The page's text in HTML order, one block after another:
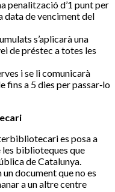
penalització d’1 punt per
data de venciment del
s’aplicarà una
de préstec a totes les
i se li comunicarà
fins a 5 dies per passar‐lo
es posa a
les biblioteques que
de Catalunya.
document que no es
a un altre centre